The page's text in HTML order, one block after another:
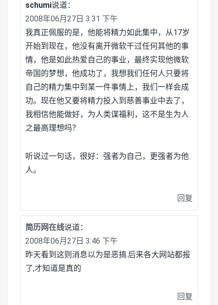
schumi说道：
2008年06月27日 3:31 下午
我真正佩服的是，他能将精力如此集中，从17岁
开始到现在，他没有离开微软干过任何其他的事
情，他是如此热爱自己的事业，最终实现他微软
帝国的梦想，他成功了，我想我们任何人只要将
自己的精力集中到某一件事情上，我们一样会成
功。现在他又要将精力投入到慈善事业中去了，
我相信他能做好，为人类谋福利，这不是生为人
之最高理想吗？
听说过一句话，很好：强者为自己，更强者为他
人。
回复
简历网在线说道：
2008年06月27日 3:46 下午
昨天看到这则消息以为是恶搞.后来各大网站都报
了,才知道是真的
回复